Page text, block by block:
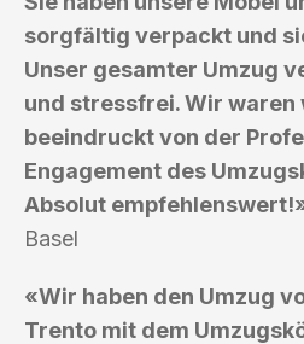
sorgfältig verpackt und
Unser gesamter Umzug
und stressfrei. Wir waren
beeindruckt von der
Engagement des
Absolut
Basel
«Wir haben den Umzug
Trento mit dem